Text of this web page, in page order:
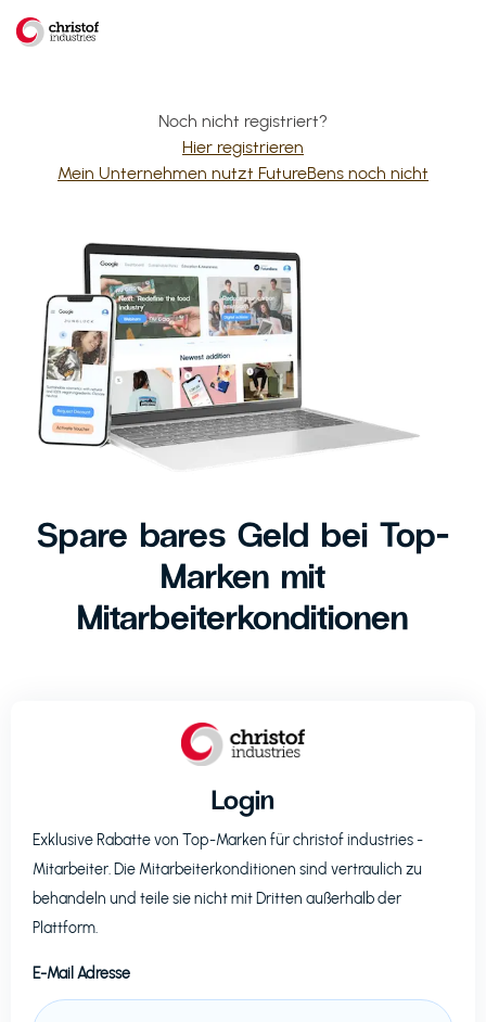
Noch nicht registriert?
Hier registrieren
Mein Unternehmen nutzt FutureBens noch nicht
Spare bares Geld bei Top-
Marken mit
Mitarbeiterkonditionen
Login
Exklusive Rabatte von Top-Marken fürchristof industries-
Mitarbeiter. Die Mitarbeiterkonditionen sind vertraulich zu
behandeln und teile sie nicht mit Dritten außerhalb der
Plattform.
E-Mail Adresse